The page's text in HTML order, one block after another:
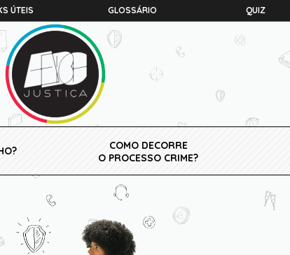
ÚTEIS GLOSSÁRIO QUIZ
COMO DECORRE
O PROCESSO CRIME?